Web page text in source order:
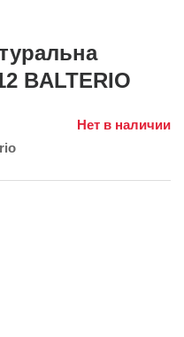
BALTERIO
Нет в наличии